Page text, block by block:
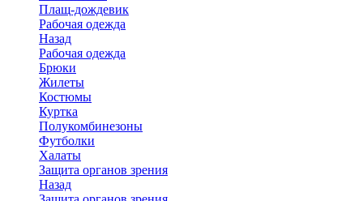
Плащ-дождевик
Рабочая одежда
Назад
Рабочая одежда
Брюки
Жилеты
Костюмы
Куртка
Полукомбинезоны
Футболки
Халаты
Защита органов зрения
Назад